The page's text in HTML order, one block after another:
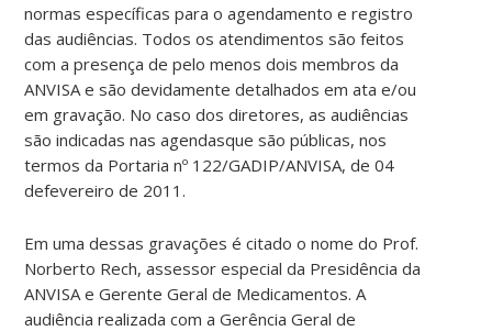
normas específicas para o agendamento e registro
das audiências. Todos os atendimentos são feitos
com a presença de pelo menos dois membros da
ANVISA e são devidamente detalhados em ata e/ou
em gravação. No caso dos diretores, as audiências
são indicadas nas agendasque são públicas, nos
termos da Portaria nº 122/GADIP/ANVISA, de 04
defevereiro de 2011.
Em uma dessas gravações é citado o nome do Prof.
Norberto Rech, assessor especial da Presidência da
ANVISA e Gerente Geral de Medicamentos. A
audiência realizada com a Gerência Geral de